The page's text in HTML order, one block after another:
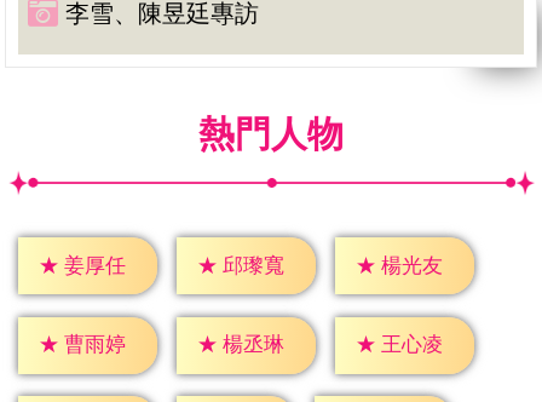
李雪、陳昱廷專訪
熱門人物
★ 姜厚任 ★ 邱瓈寬 ★ 楊光友
★ 曹雨婷 ★ 楊丞琳 ★ 王心凌